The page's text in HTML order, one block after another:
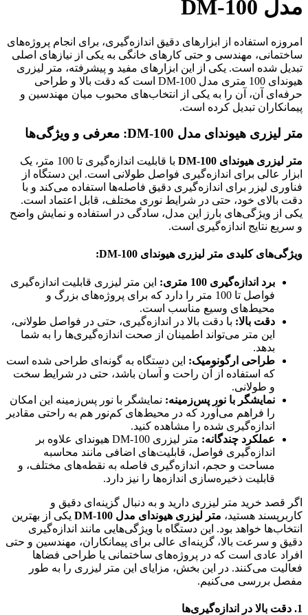
مدل DM-100
امروزه استفاده از ابزارهای دقیق اندازه‌گیری، برای انجام پروژه‌های
ساختمانی، مهندسی و حتی کارهای خانگی به یکی از نیازهای اصلی
تبدیل شده است. یکی از این ابزارهای مفید و پیشرفته، متر لیزری
هیوندای 100 متری مدل DM-100 است که دقت بالا و طراحی
حرفه‌ای آن، آن را به یکی از انتخاب‌های محبوب میان مهندسین و
پیمانکاران تبدیل کرده است.
متر لیزری هیوندای مدل DM-100: معرفی و ویژگی‌ها
متر لیزری هیوندای DM-100
با قابلیت اندازه‌گیری تا 100 متر، یک
ابزار عالی برای اندازه‌گیری فواصل طولانی است. این دستگاه از
فناوری لیزر برای اندازه‌گیری دقیق فاصله‌ها استفاده می‌کند و با
دقت بالای خود، حتی در شرایط نوری مختلف، قابل اعتماد است.
یکی از ویژگی‌های بارز این مدل، سادگی در استفاده و نمایش واضح
و سریع نتایج اندازه‌گیری است.
ویژگی‌های کلیدی متر لیزری هیوندای DM-100:
برد اندازه‌گیری 100 متری:
این متر لیزری قابلیت اندازه‌گیری
فواصل تا 100 متر را دارد که برای پروژه‌های بزرگ و
محیط‌های وسیع مناسب است.
دقت بالا: با دقت بالا در اندازه‌گیری، حتی در فواصل طولانی،
این متر می‌تواند اطمینان از صحت اندازه‌گیری‌ها را به شما
بدهد.
طراحی ارگونومیک: این دستگاه به گونه‌ای طراحی شده است
که استفاده از آن راحت و آسان باشد، حتی در شرایط سخت
و طولانی.
نمایشگر با نور پس‌زمینه: نمایشگر با نور پس‌زمینه این امکان
را فراهم می‌آورد که در محیط‌های کم‌نور هم به راحتی مقادیر
اندازه‌گیری شده را مشاهده کنید.
عملکرد چندگانه:
متر لیزری DM-100 هیوندای علاوه بر
اندازه‌گیری فواصل، قابلیت‌های اضافی مانند محاسبه
مساحت و حجم، اندازه‌گیری فاصله به نقطه‌های مختلف، و
قابلیت ذخیره‌سازی اندازه‌ها را نیز دارد.
اگر قصد خرید متر لیزری دارید و به دنبال گزینه‌ای دقیق و
کاربرپسند هستید، متر لیزری هیوندای مدل DM-100
یکی از بهترین
انتخاب‌ها خواهد بود. این دستگاه با ویژگی‌هایی مانند اندازه‌گیری
دقیق و سرعت بالا، گزینه‌ای عالی برای پیمانکاران، مهندسین و حتی
افراد عادی است که در پروژه‌های ساختمانی یا طراحی فضاها
فعالیت می‌کنند. در این بخش، مزایای این متر لیزری را به طور
مفصل بررسی می‌کنیم.
1. دقت بالا در اندازه‌گیری‌ها